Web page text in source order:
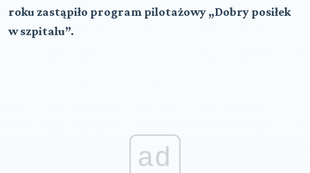
roku zastąpiło program pilotażowy „Dobry posiłek
w szpitalu”.
ad